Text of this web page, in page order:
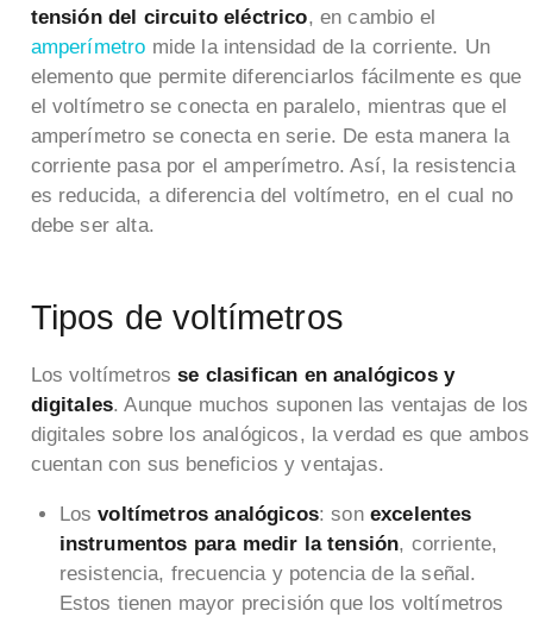
tensión del circuito eléctrico, en cambio el
amperímetro mide la intensidad de la corriente. Un
elemento que permite diferenciarlos fácilmente es que
el voltímetro se conecta en paralelo, mientras que el
amperímetro se conecta en serie. De esta manera la
corriente pasa por el amperímetro. Así, la resistencia
es reducida, a diferencia del voltímetro, en el cual no
debe ser alta.
Tipos de voltímetros
Los voltímetrosse clasifican en analógicos y
digitales. Aunque muchos suponen las ventajas de los
digitales sobre los analógicos, la verdad es que ambos
cuentan con sus beneficios y ventajas.
Losvoltímetros analógicos: son excelentes
instrumentos para medir la tensión, corriente,
resistencia, frecuencia y potencia de la señal.
Estos tienen mayor precisión que los voltímetros